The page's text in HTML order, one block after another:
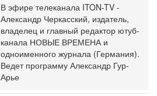
В эфире телеканала ITON-TV -
Александр Черкасский, издатель,
владелец и главный редактор ютуб-
канала НОВЫЕ ВРЕМЕНА и
одноименного журнала (Германия).
Ведет программу Александр Гур-
Арье